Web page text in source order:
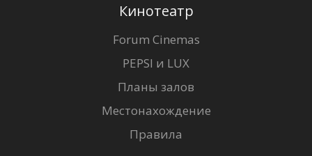
Кинотеатр
Forum Cinemas
PEPSI и LUX
Планы залов
Местонахождение
Правила